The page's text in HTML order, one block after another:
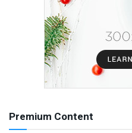
Premium Content